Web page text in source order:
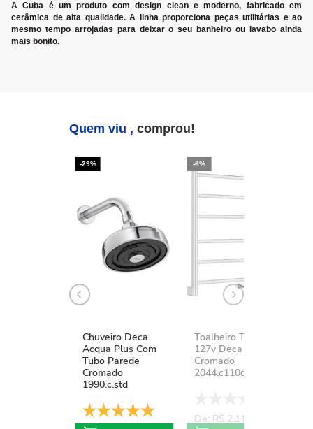
A Cuba é um produto com design clean e moderno, fabricado em
cerâmica de alta qualidade. A linha proporciona peças utilitárias e ao
mesmo tempo arrojadas para deixar o seu banheiro ou lavabo ainda
mais bonito.
Quem viu , comprou!
-29%
Chuveiro Deca
Acqua Plus Com
Tubo Parede
Cromado
1990.c.std
-6%
Toalheiro Térmico
127v Deca You
Cromado
2044.c110d.aqc
De: R$ 2.111,37